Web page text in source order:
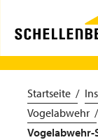
Startseite
Vogelabwehr
Vogelabwehr-